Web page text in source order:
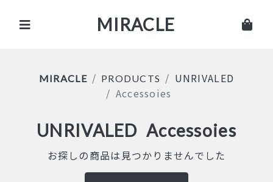
MIRACLE
MIRACLE PRODUCTS
UNRIVALED
Accessoies
UNRIVALED Accessoies
お探しの商品は見つかりませんでした